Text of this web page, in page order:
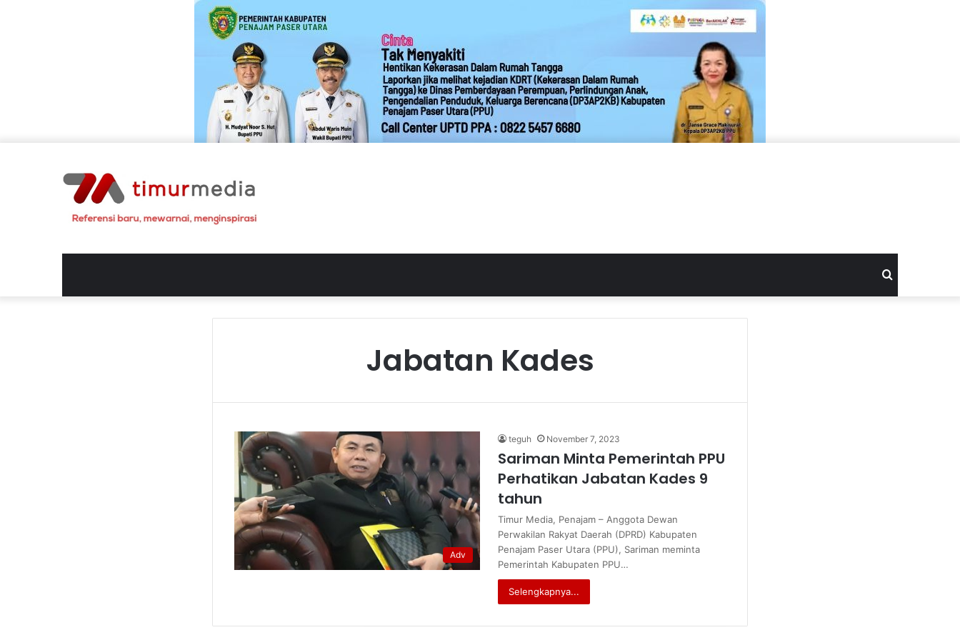
Jabatan Kades
Adv
teguh November 7, 2023
Sariman Minta Pemerintah PPU
Perhatikan Jabatan Kades 9
tahun
Timur Media, Penajam – Anggota Dewan
Perwakilan Rakyat Daerah (DPRD) Kabupaten
Penajam Paser Utara (PPU), Sariman meminta
Pemerintah Kabupaten PPU…
Selengkapnya...